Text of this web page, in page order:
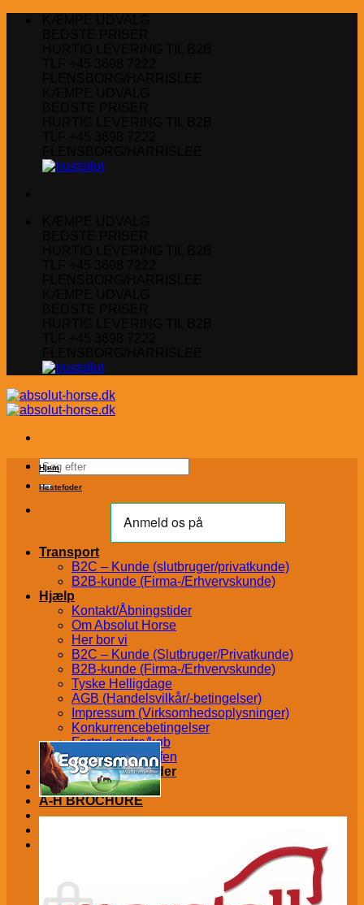
Søg
efter:
Transport
B2C – Kunde (slutbruger/privatkunde)
B2B-kunde (Firma-/Erhvervskunde)
Hjælp
Kontakt/Åbningstider
Om Absolut Horse
Her bor vi
B2C – Kunde (Slutbruger/Privatkunde)
B2B-kunde (Firma-/Erhvervskunde)
Tyske Helligdage
AGB (Handelsvilkår/-betingelser)
Impressum (Virksomhedsoplysninger)
Konkurrencebetingelser
Fortryd ordre/køb
Vertrag widerrufen
Kontakt│Åbningstider
Om os
A-H BROCHURE
Hjem
Hestefoder